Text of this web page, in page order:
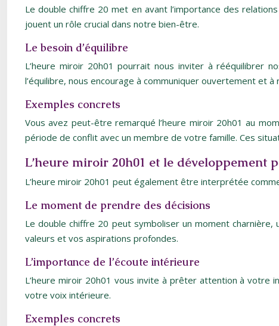
Le double chiffre 20 met en avant l’importance des
jouent un rôle crucial dans notre bien-être.
Le besoin d’équilibre
L’heure miroir 20h01 pourrait nous inviter à rééquilibrer
l’équilibre, nous encourage à communiquer ouvertement et
Exemples concrets
Vous avez peut-être remarqué l’heure miroir 20h01 au
période de conflit avec un membre de votre famille. Ces
L’heure miroir 20h01 et le développement
L’heure miroir 20h01 peut également être interprétée
Le moment de prendre des décisions
Le double chiffre 20 peut symboliser un moment
valeurs et vos aspirations profondes.
L’importance de l’écoute intérieure
L’heure miroir 20h01 vous invite à prêter attention à
votre voix intérieure.
Exemples concrets